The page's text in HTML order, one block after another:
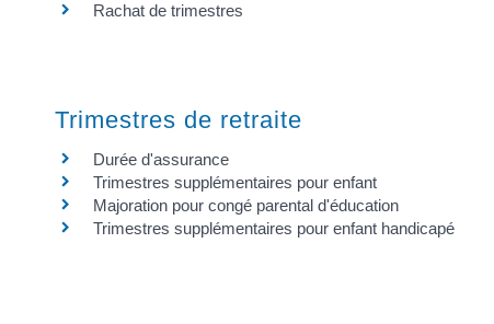
Rachat de trimestres
Trimestres de retraite
Durée d'assurance
Trimestres supplémentaires pour enfant
Majoration pour congé parental d'éducation
Trimestres supplémentaires pour enfant handicapé